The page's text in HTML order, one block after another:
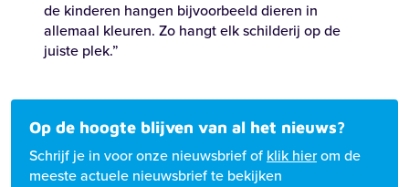
de kinderen hangen bijvoorbeeld dieren in
allemaal kleuren. Zo hangtelkschilderij op de
juiste plek.”
Op de hoogte blijven van al het nieuws?
Schrijf je in voor onze nieuwsbrief of klik hierom de
meeste actuele nieuwsbrief te bekijken